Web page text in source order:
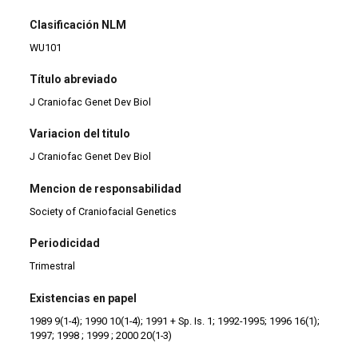
Clasificación NLM
WU101
Título abreviado
J Craniofac Genet Dev Biol
Variacion del titulo
J Craniofac Genet Dev Biol
Mencion de responsabilidad
Society of Craniofacial Genetics
Periodicidad
Trimestral
Existencias en papel
1989 9(1-4); 1990 10(1-4); 1991 + Sp. Is. 1; 1992-1995; 1996 16(1);
1997; 1998 ; 1999 ; 2000 20(1-3)